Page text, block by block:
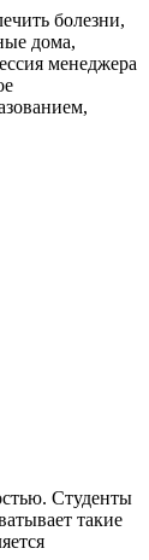
болезни,
дома,
менеджера
Студенты
такие